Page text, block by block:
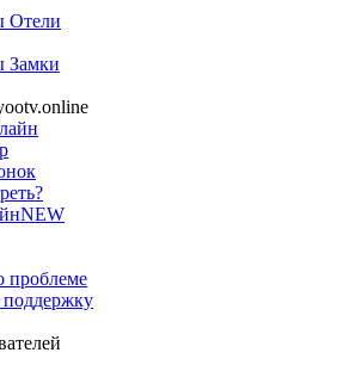
Отели
Замки
NEW
проблеме